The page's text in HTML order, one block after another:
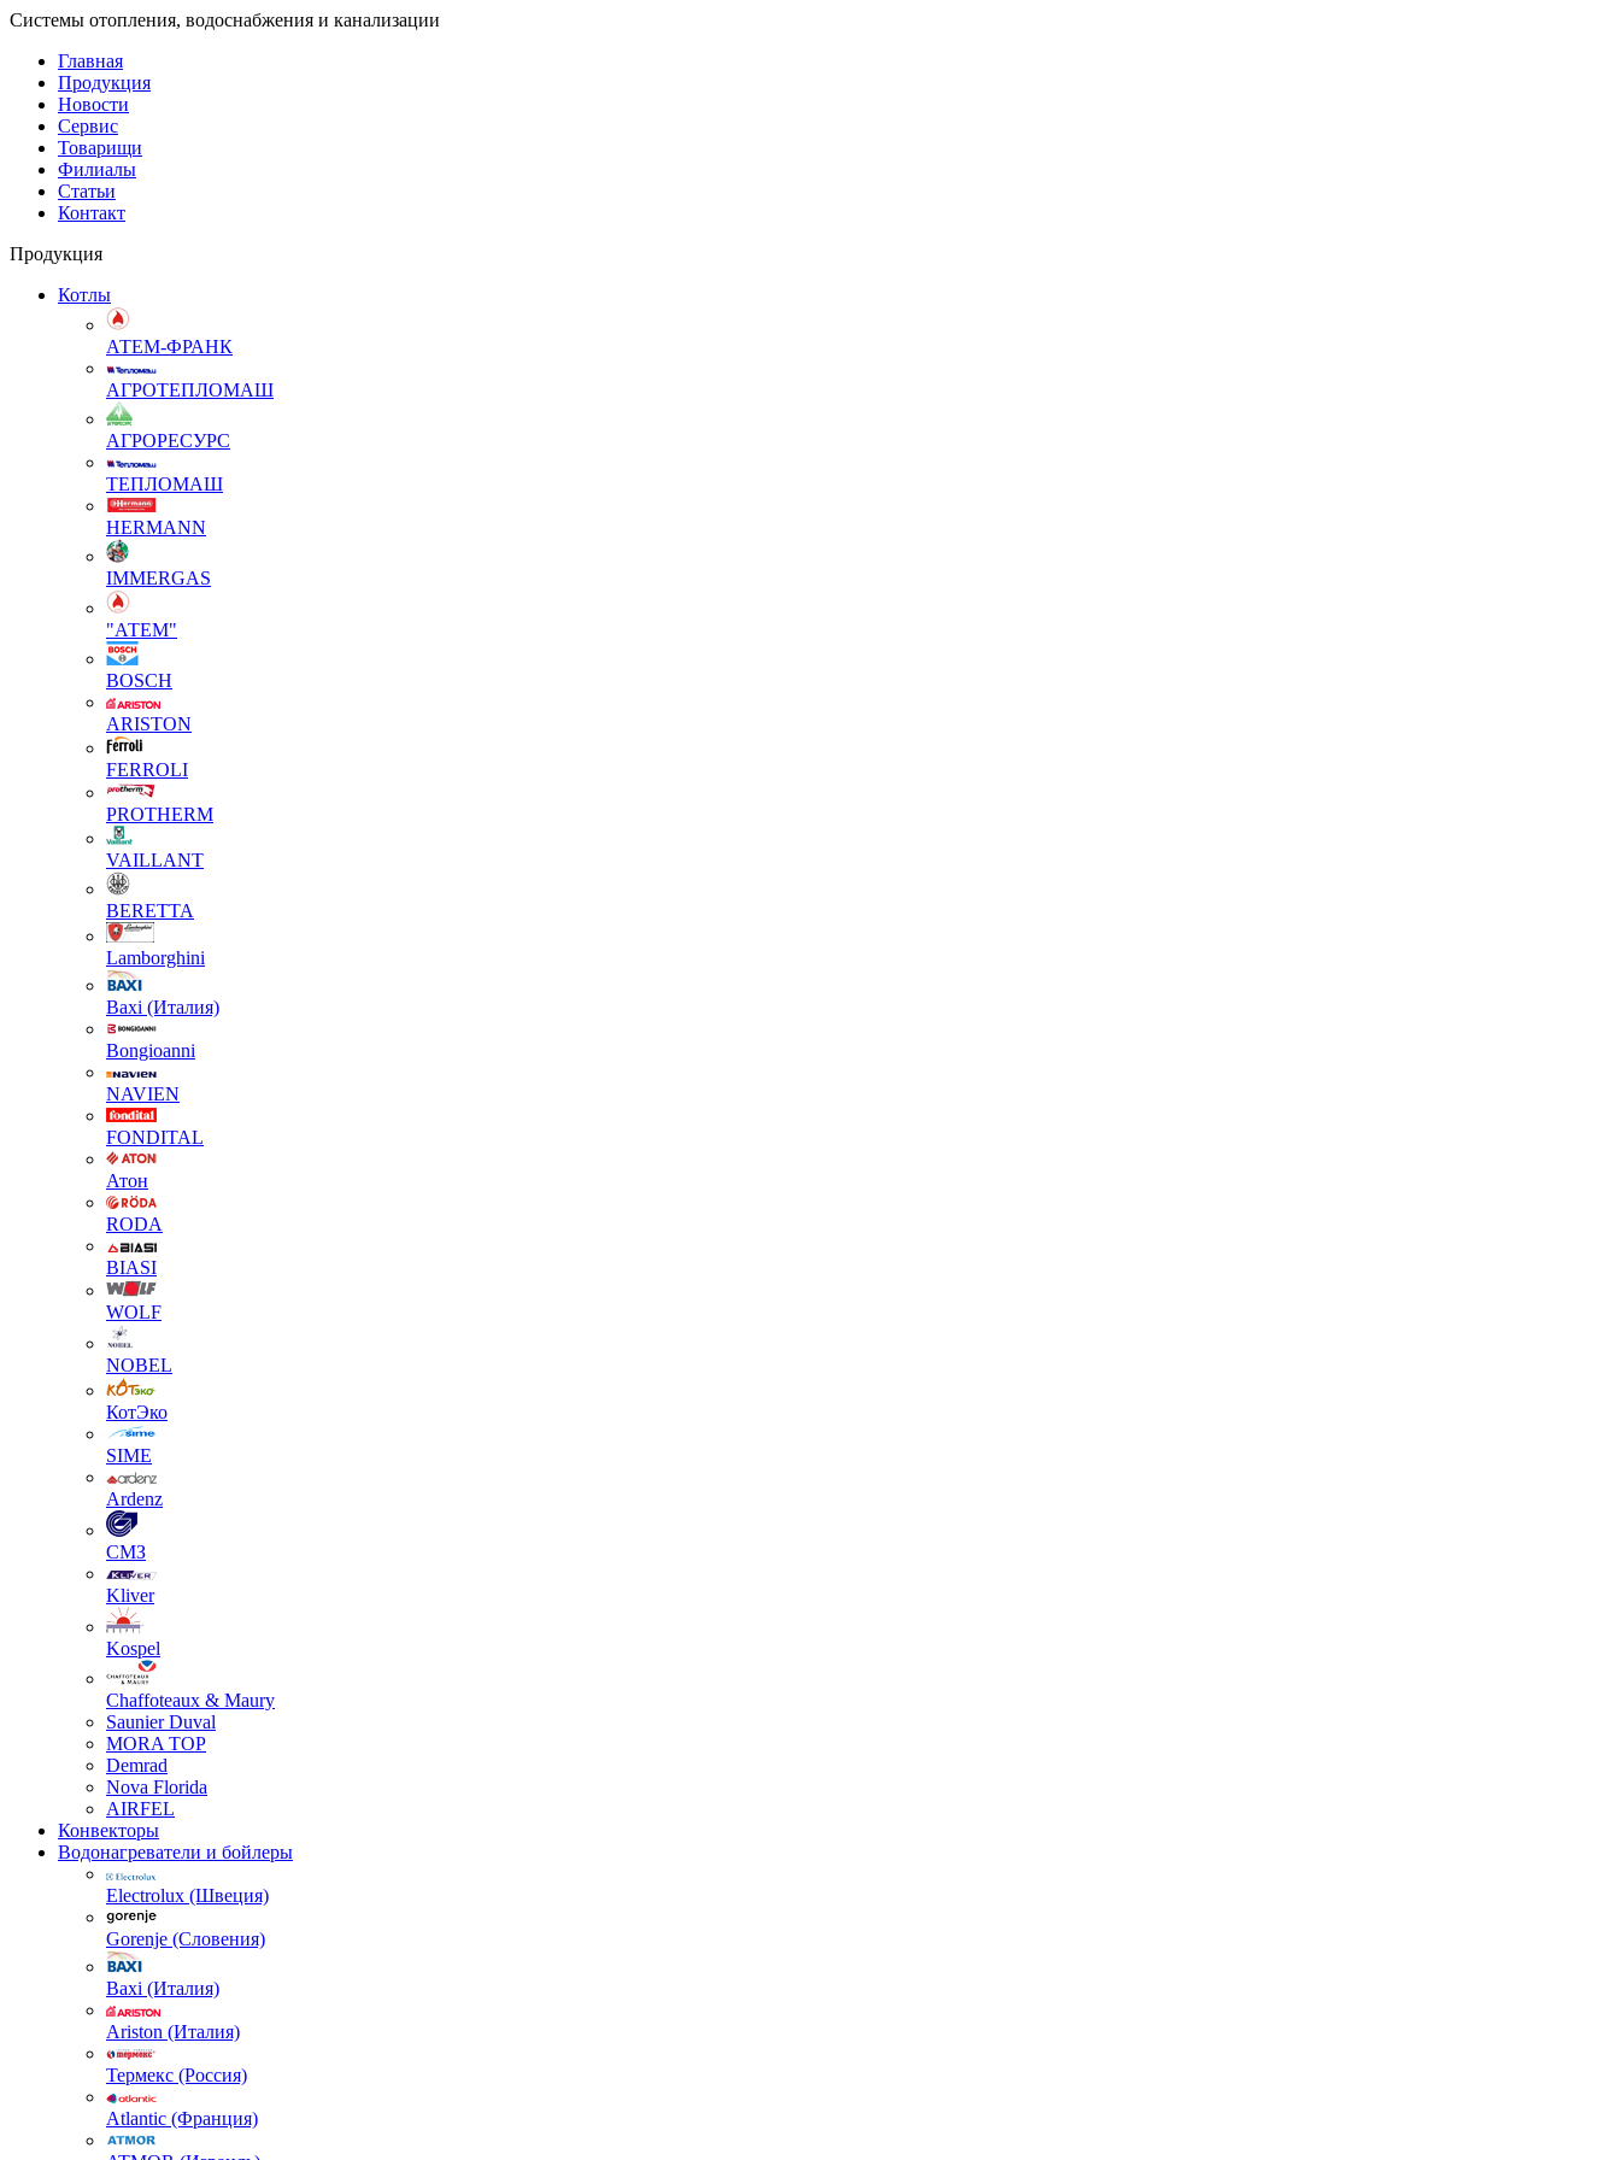
Системы отопления, водоснабжения и канализации
Главная
Продукция
Новости
Сервис
Товарищи
Филиалы
Статьи
Контакт
Продукция
Котлы
АТЕМ-ФРАНК
АГРОТЕПЛОМАШ
АГРОРЕСУРС
ТЕПЛОМАШ
HERMANN
IMMERGAS
"АТЕМ"
BOSCH
ARISTON
FERROLI
PROTHERM
VAILLANT
BERETTA
Lamborghini
Baxi (Италия)
Вongioanni
NAVIEN
FONDITAL
Атон
RODA
BIASI
WOLF
NOBEL
КотЭко
SIME
Ardenz
СМЗ
Kliver
Kospel
Chaffoteaux & Maury
Saunier Duval
MORA TOP
Demrad
Nova Florida
AIRFEL
Конвекторы
Водонагреватели и бойлеры
Electrolux (Швеция)
Gorenje (Словения)
Baxi (Италия)
Ariston (Италия)
Термекс (Россия)
Atlantic (Франция)